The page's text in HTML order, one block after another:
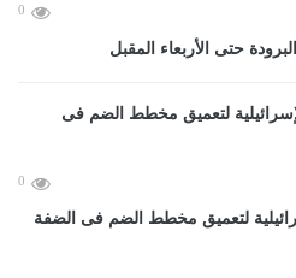
0
0
لتعميق مخطط الضم فى الضفة